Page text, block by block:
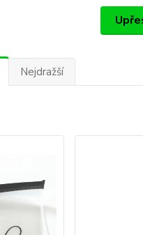
Nejdražší